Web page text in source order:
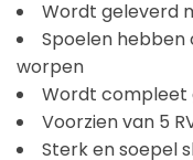
Wordt geleverd
Spoelen
worpen
Wordt compleet
Voorzien van 5
Sterk en soepel